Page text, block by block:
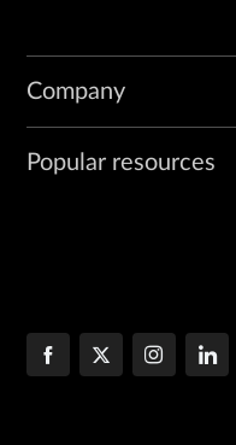
Company
Popular resources